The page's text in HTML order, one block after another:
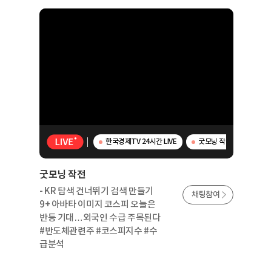
한국경제TV 24시간 LIVE 굿모닝 작전 - KR
굿모닝 작전
- KR 탐색 건너뛰기 검색 만들기
9+ 아바타 이미지 코스피 오늘은
반등 기대…외국인 수급 주목된다
#반도체관련주 #코스피지수 #수
급분석
채팅참여